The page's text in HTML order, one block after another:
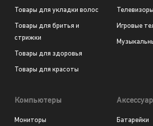
Товары для укладки волос
Товары для бритья и
стрижки
Товары для здоровья
Товары для красоты
Телевизоры
Игровые
Компьютеры
Мониторы Батарейки